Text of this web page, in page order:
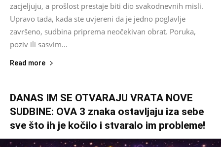
zacjeljuju, a prošlost prestaje biti dio svakodnevnih misli.
Upravo tada, kada ste uvjereni da je jedno poglavlje
završeno, sudbina priprema neočekivan obrat. Poruka,
poziv ili sasvim...
Read more
DANAS IM SE OTVARAJU VRATA NOVE
SUDBINE: OVA 3 znaka ostavljaju iza sebe
sve što ih je kočilo i stvaralo im probleme!